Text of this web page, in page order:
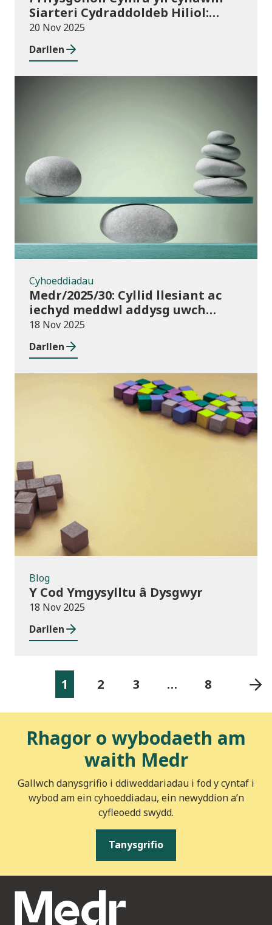
Siarteri Cydraddoldeb Hiliol:
Prifysgolion yn chwarae eu rhan
mewn Cymru wrth-hiliol
20 Nov 2025
Darllen
Cyhoeddiadau
Cyhoeddiadau
Medr/2025/30: Cyllid llesiant ac
iechyd meddwl addysg uwch
2025/26
18 Nov 2025
Darllen
Blog
Y Cod Ymgysylltu â Dysgwyr
18 Nov 2025
Darllen
1 2 3 … 8
Rhagor o wybodaeth am
waith Medr
Gallwch danysgrifio i ddiweddariadau i fod y cyntaf i
wybod am ein cyhoeddiadau, ein newyddion a’n
cyfleoedd swydd.
Tanysgrifio